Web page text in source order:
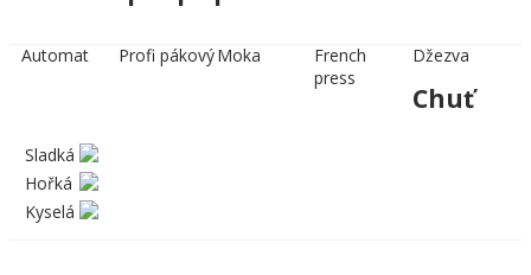
Automat Profi pákovýMoka
French
press
Džezva
Chuť
Sladká
Hořká
Kyselá